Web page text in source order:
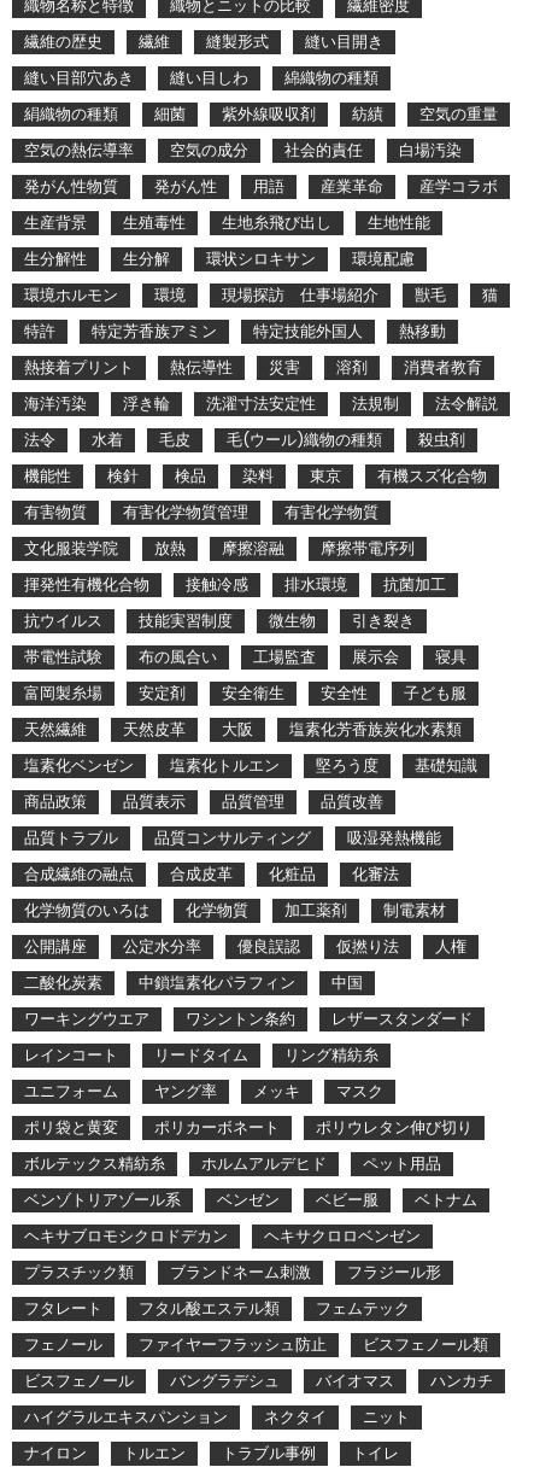
織物名称と特徴
織物とニットの比較
繊維密度
繊維の歴史
繊維 縫製形式
縫い目開き
縫い目部穴あき
縫い目しわ
綿織物の種類
絹織物の種類
細菌 紫外線吸収剤 紡績
空気の重量
空気の熱伝導率
空気の成分 社会的責任
白場汚染
発がん性物質
発がん性 用語 産業革命
産学コラボ
生産背景
生殖毒性 生地糸飛び出し
生地性能
生分解性
生分解 環状シロキサン
環境配慮
環境ホルモン
環境 現場探訪 仕事場紹介 獣毛
猫
特許
特定芳香族アミン 特定技能外国人
熱移動
熱接着プリント
熱伝導性 災害 溶剤
消費者教育
海洋汚染
浮き輪 洗濯寸法安定性 法規制
法令解説
法令
水着 毛皮 毛(ウール)織物の種類
殺虫剤
機能性
検針 検品 染料 東京
有機スズ化合物
有害物質
有害化学物質管理
有害化学物質
文化服装学院
放熱 摩擦溶融
摩擦帯電序列
揮発性有機化合物
接触冷感 排水環境
抗菌加工
抗ウイルス
技能実習制度 微生物
引き裂き
帯電性試験
布の風合い 工場監査 展示会
寝具
富岡製糸場
安定剤 安全衛生 安全性
子ども服
天然繊維
天然皮革 大阪
塩素化芳香族炭化水素類
塩素化ベンゼン
塩素化トルエン 堅ろう度
基礎知識
商品政策
品質表示 品質管理
品質改善
品質トラブル
品質コンサルティング
吸湿発熱機能
合成繊維の融点
合成皮革 化粧品
化審法
化学物質のいろは
化学物質 加工薬剤
制電素材
公開講座
公定水分率 優良誤認 仮撚り法
人権
二酸化炭素
中鎖塩素化パラフィン
中国
ワーキングウエア
ワシントン条約
レザースタンダード
レインコート
リードタイム
リング精紡糸
ユニフォーム
ヤング率 メッキ
マスク
ポリ袋と黄変
ポリカーボネート
ポリウレタン伸び切り
ボルテックス精紡糸
ホルムアルデヒド
ペット用品
ベンゾトリアゾール系
ベンゼン ベビー服
ベトナム
ヘキサブロモシクロドデカン
ヘキサクロロベンゼン
プラスチック類
ブランドネーム刺激
フラジール形
フタレート
フタル酸エステル類
フェムテック
フェノール
ファイヤーフラッシュ防止
ビスフェノール類
ビスフェノール
バングラデシュ バイオマス
ハンカチ
ハイグラルエキスパンション
ネクタイ
ニット
ナイロン
トルエン トラブル事例 トイレ